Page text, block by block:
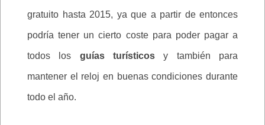
gratuito hasta 2015, ya que a partir de entonces
podría tener un cierto coste para poder pagar a
todos los guías turísticos y también para
mantener el reloj en buenas condiciones durante
todo el año.